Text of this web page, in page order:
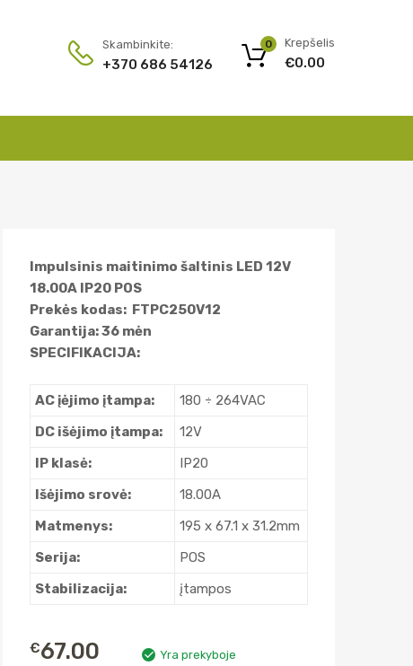
Skambinkite:
+370 686 54126
Krepšelis
€0.00
0
Impulsinis maitinimo šaltinis LED 12V
18.00A IP20 POS
Prekės kodas: FTPC250V12
Garantija: 36 mėn
SPECIFIKACIJA:
AC įėjimo įtampa:
180 ÷ 264VAC
DC išėjimo įtampa:
12V
IP klasė:
IP20
Išėjimo srovė:
18.00A
Matmenys:
195 x 67.1 x 31.2mm
Serija:
POS
Stabilizacija:
įtampos
€67.00 Yra prekyboje